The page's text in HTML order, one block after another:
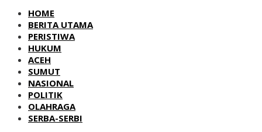
HOME
BERITA UTAMA
PERISTIWA
HUKUM
ACEH
SUMUT
NASIONAL
POLITIK
OLAHRAGA
SERBA-SERBI